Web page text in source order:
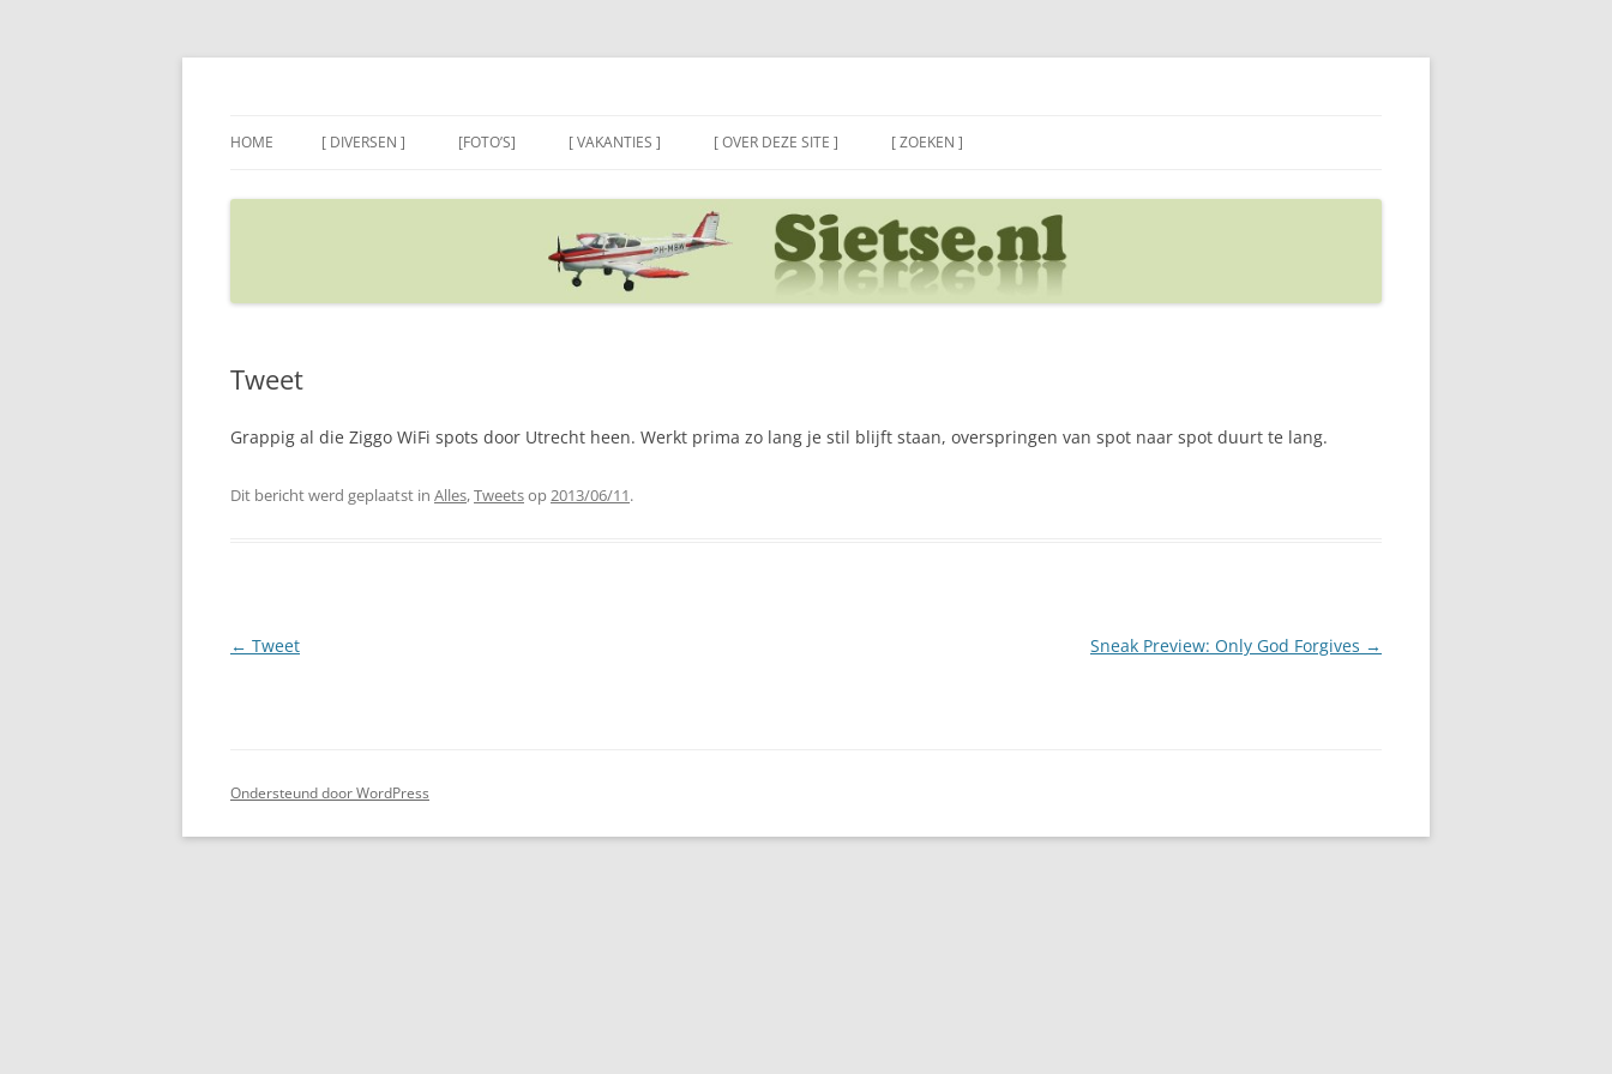
Ga
HOME [ DIVERSEN ] [FOTO’S] [ VAKANTIES ] [ OVER DEZE SITE ] [ ZOEKEN ]
Tweet
Grappig al die Ziggo WiFi spots door Utrecht heen. Werkt prima zo lang je stil blijft staan, overspringen van spot naar spot duurt te lang.
Dit bericht werd geplaatst in Alles,Tweetsop2013/06/11.
Berichtnavigatie
← Tweet Sneak Preview: Only God Forgives →
Ondersteund door WordPress